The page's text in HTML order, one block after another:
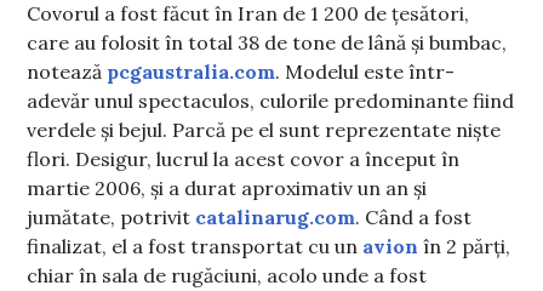
Covorul a fost făcut în Iran de 1 200 de țesători,
care au folosit în total 38 de tone de lână și bumbac,
notează pcgaustralia.com. Modelul este într-
adevăr unul spectaculos, culorile predominante fiind
verdele și bejul. Parcă pe el sunt reprezentate niște
flori. Desigur, lucrul la acest covor a început în
martie 2006, și a durat aproximativ un an și
jumătate, potrivit catalinarug.com. Când a fost
finalizat, el a fost transportat cu un avion în 2 părți,
chiar în sala de rugăciuni, acolo unde a fost